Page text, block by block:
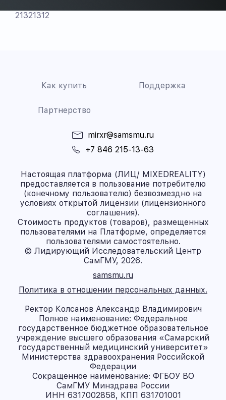
21321312
Как купить Поддержка
Партнерство
mirxr@samsmu.ru
+7 846 215-13-63
Настоящая платформа (ЛИЦ/ MIXEDREALITY)
предоставляется в пользование потребителю
(конечному пользователю) безвозмездно на
условиях открытой лицензии (лицензионного
соглашения).
Стоимость продуктов (товаров), размещенных
пользователями на Платформе, определяется
пользователями самостоятельно.
© Лидирующий Исследовательский Центр
СамГМУ, 2026.
samsmu.ru
Политика в отношении персональных данных.
Ректор Колсанов Александр Владимирович
Полное наименование: Федеральное
государственное бюджетное образовательное
учреждение высшего образования «Самарский
государственный медицинский университет»
Министерства здравоохранения Российской
Федерации
Сокращенное наименование: ФГБОУ ВО
СамГМУ Минздрава России
ИНН 6317002858, КПП 631701001